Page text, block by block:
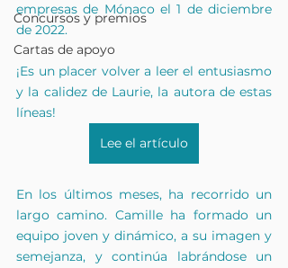
Concursos y premios
Cartas de apoyo
empresas de Mónaco el 1 de diciembre
de 2022.
¡Es un placer volver a leer el entusiasmo
y la calidez de Laurie, la autora de estas
líneas!
Lee el artículo
En los últimos meses, ha recorrido un
largo camino. Camille ha formado un
equipo joven y dinámico, a su imagen y
semejanza, y continúa labrándose un